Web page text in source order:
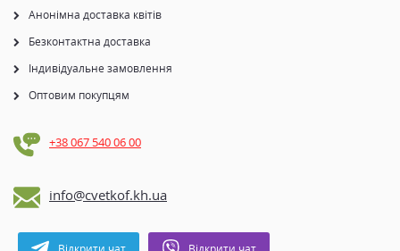
Анонімна доставка квітів
Безконтактна доставка
Індивідуальне замовлення
Оптовим покупцям
+38 067 540 06 00
info@cvetkof.kh.ua